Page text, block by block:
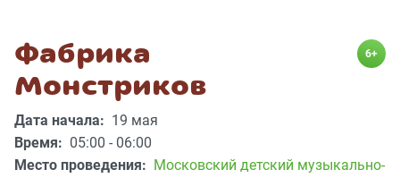
Фабрика
Монстриков
6+
Дата начала: 19 мая
Время: 05:00 - 06:00
Место проведения: Московский детский музыкально-